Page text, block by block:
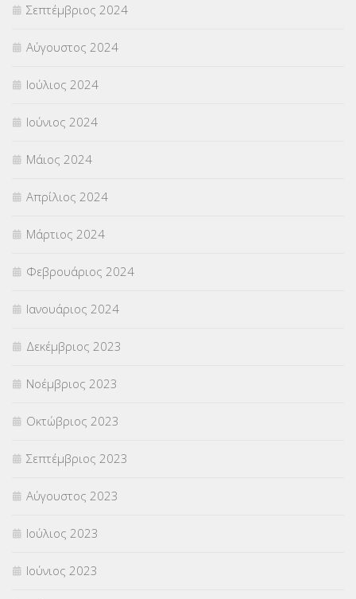
Σεπτέμβριος 2024
Αύγουστος 2024
Ιούλιος 2024
Ιούνιος 2024
Μάιος 2024
Απρίλιος 2024
Μάρτιος 2024
Φεβρουάριος 2024
Ιανουάριος 2024
Δεκέμβριος 2023
Νοέμβριος 2023
Οκτώβριος 2023
Σεπτέμβριος 2023
Αύγουστος 2023
Ιούλιος 2023
Ιούνιος 2023